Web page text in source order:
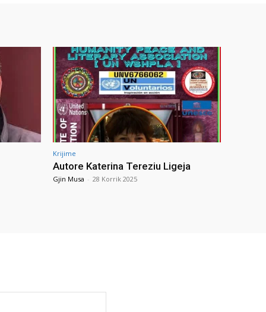
Krijime
Autore Katerina Tereziu Ligeja
Gjin Musa - 28 Korrik 2025